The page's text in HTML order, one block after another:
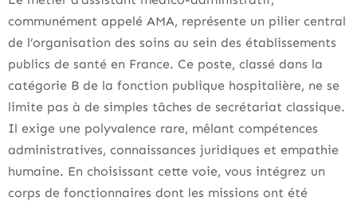
communément appelé AMA, représente un pilier central
de l’organisation des soins au sein des établissements
publics de santé en France. Ce poste, classé dans la
catégorie B de la fonction publique hospitalière, ne se
limite pas à de simples tâches de secrétariat classique.
Il exige une polyvalence rare, mêlant compétences
administratives, connaissances juridiques et empathie
humaine. En choisissant cette voie, vous intégrez un
corps de fonctionnaires dont les missions ont été